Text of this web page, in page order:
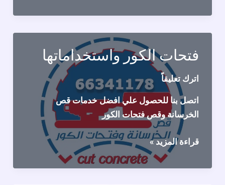
تابع
معنا
فتحات الكور واستخداماتها
اترك تعليقاً
اتصل بنا للحصول علي افضل خدمات قص
الخرسانة وقص فتحات الكور
فتحات
واستخداماتها
قراءة المزيد »